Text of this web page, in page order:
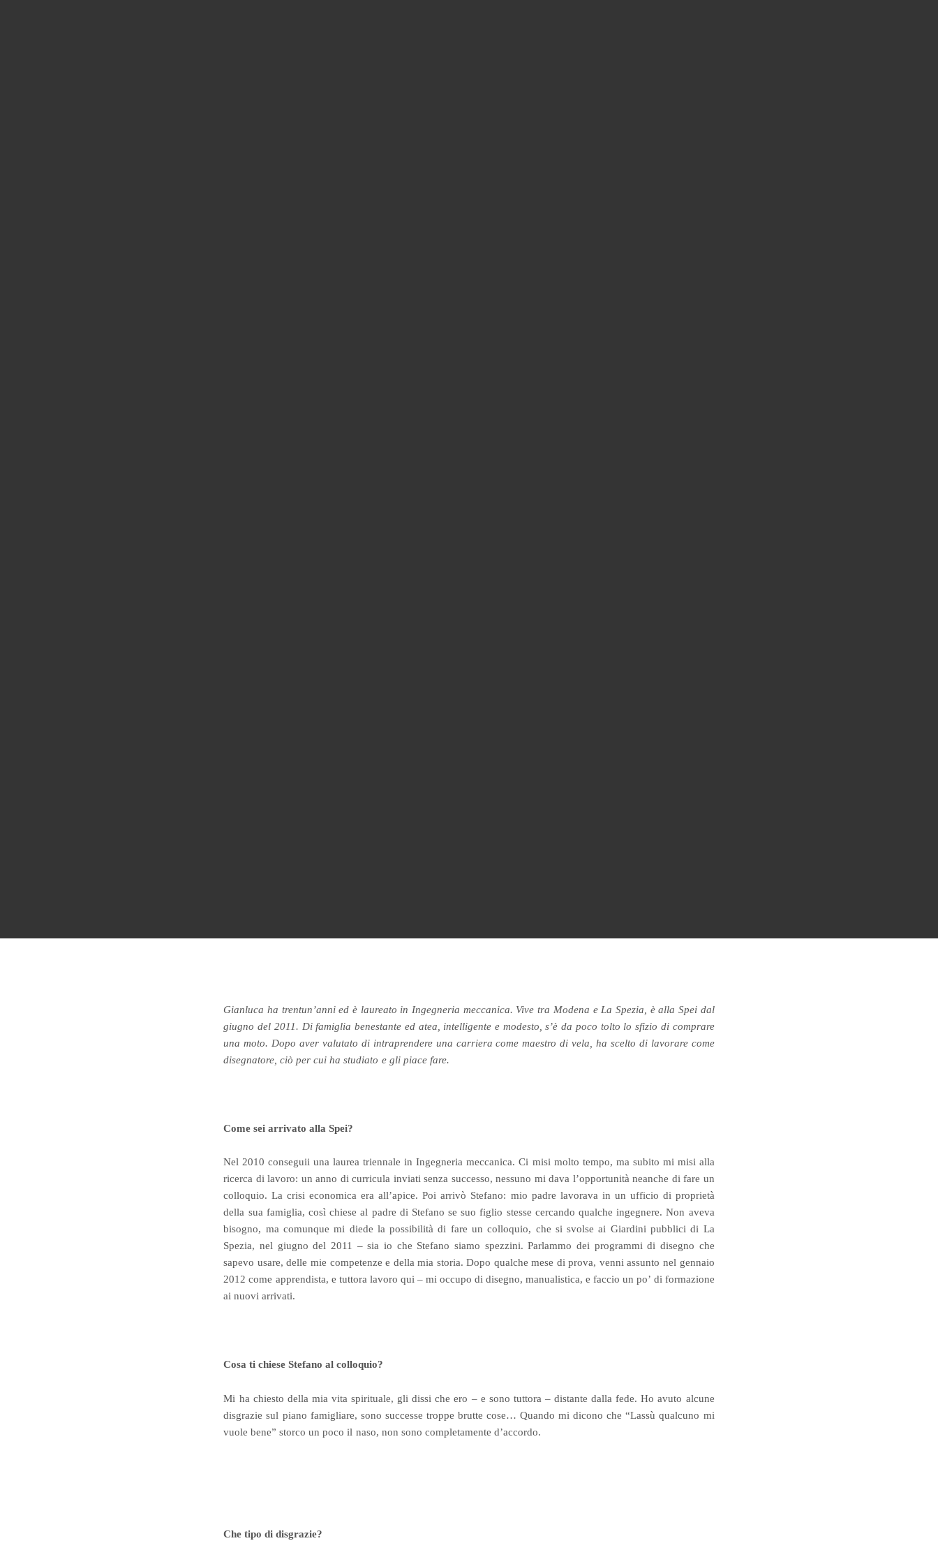
Gianluca ha trentun’anni ed è laureato in Ingegneria meccanica. Vive tra Modena e La Spezia, è alla Spei dal
giugno del 2011. Di famiglia benestante ed atea, intelligente e modesto, s’è da poco tolto lo sfizio di comprare
una moto. Dopo aver valutato di intraprendere una carriera come maestro di vela, ha scelto di lavorare come
disegnatore, ciò per cui ha studiato e gli piace fare.
Come sei arrivato alla Spei?
Nel 2010 conseguii una laurea triennale in Ingegneria meccanica. Ci misi molto tempo, ma subito mi misi alla
ricerca di lavoro: un anno di curricula inviati senza successo, nessuno mi dava l’opportunità neanche di fare un
colloquio. La crisi economica era all’apice. Poi arrivò Stefano: mio padre lavorava in un ufficio di proprietà
della sua famiglia, così chiese al padre di Stefano se suo figlio stesse cercando qualche ingegnere. Non aveva
bisogno, ma comunque mi diede la possibilità di fare un colloquio, che si svolse ai Giardini pubblici di La
Spezia, nel giugno del 2011 – sia io che Stefano siamo spezzini. Parlammo dei programmi di disegno che
sapevo usare, delle mie competenze e della mia storia. Dopo qualche mese di prova, venni assunto nel gennaio
2012 come apprendista, e tuttora lavoro qui – mi occupo di disegno, manualistica, e faccio un po’ di formazione
ai nuovi arrivati.
Cosa ti chiese Stefano al colloquio?
Mi ha chiesto della mia vita spirituale, gli dissi che ero – e sono tuttora – distante dalla fede. Ho avuto alcune
disgrazie sul piano famigliare, sono successe troppe brutte cose… Quando mi dicono che “Lassù qualcuno mi
vuole bene” storco un poco il naso, non sono completamente d’accordo.
Che tipo di disgrazie?